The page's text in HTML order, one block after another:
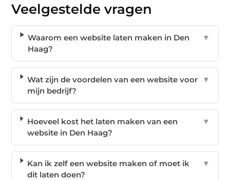
Veelgestelde vragen
Waarom een website laten maken in Den
Haag?
▼
Wat zijn de voordelen van een website voor
mijn bedrijf?
▼
Hoeveel kost het laten maken van een
website in Den Haag?
▼
Kan ik zelf een website maken of moet ik
dit laten doen?
▼